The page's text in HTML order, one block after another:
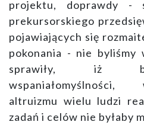
projektu, doprawdy -
prekursorskiego
pojawiających się
pokonania - nie byliśmy
sprawiły, iż
altruizmu wielu ludzi
zadań i celów nie byłaby